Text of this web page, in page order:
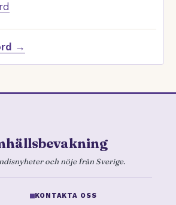
→
och nöje från Sverige.
KONTAKTA OSS